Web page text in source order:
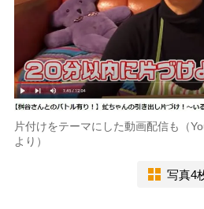
片付けをテーマにした動画配信も（
より）
写真4